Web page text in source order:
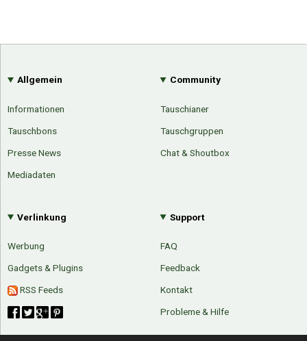
Allgemein
Informationen
Tauschbons
Presse News
Mediadaten
Community
Tauschianer
Tauschgruppen
Chat & Shoutbox
Verlinkung
Werbung
Gadgets & Plugins
RSS Feeds
Support
FAQ
Feedback
Kontakt
Probleme & Hilfe